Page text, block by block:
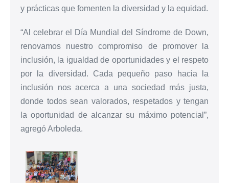
y prácticas que fomenten la diversidad y la equidad.
“Al celebrar el Día Mundial del Síndrome de Down,
renovamos nuestro compromiso de promover la
inclusión, la igualdad de oportunidades y el respeto
por la diversidad. Cada pequeño paso hacia la
inclusión nos acerca a una sociedad más justa,
donde todos sean valorados, respetados y tengan
la oportunidad de alcanzar su máximo potencial”,
agregó Arboleda.